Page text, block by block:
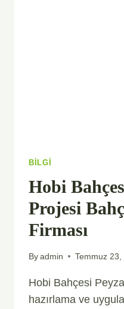
BILGI
Hobi
Projesi
Firması
Byadmin Temmuz 23,
Hobi Bahçesi
hazırlama ve